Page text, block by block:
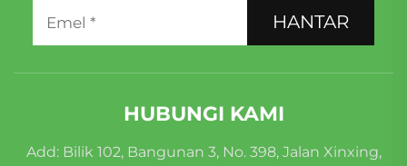
HANTAR
HUBUNGI KAMI
Add: Bilik 102, Bangunan 3, No. 398, Jalan Xinxing,